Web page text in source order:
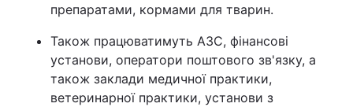
препаратами, кормами для тварин.
Також працюватимуть АЗС, фінансові
установи, оператори поштового зв'язку, а
також заклади медичної практики,
ветеринарної практики, установи з